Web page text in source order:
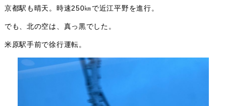
京都駅も晴天。時速250㎞で近江平野を進行。
でも、北の空は、真っ黒でした。
米原駅手前で徐行運転。